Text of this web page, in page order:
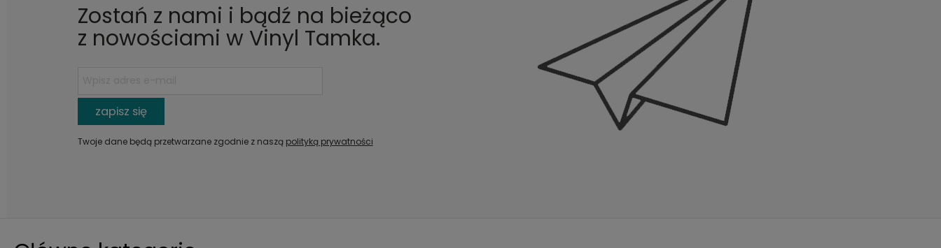
Zostań z nami i bądź na bieżąco
z nowościami w Vinyl Tamka.
zapisz się
Twoje dane będą przetwarzane zgodnie z naszą polityką prywatności